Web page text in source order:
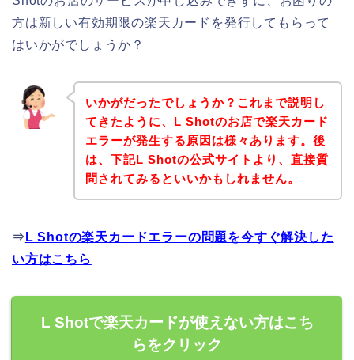
方は新しい有効期限の楽天カードを発行してもらって
はいかがでしょうか？
いかがだったでしょうか？これまで説明し
てきたように、L Shotのお店で楽天カード
エラーが発生する原因は様々あります。後
は、下記L Shotの公式サイトより、直接質
問されてみるといいかもしれません。
⇒ L Shotの楽天カードエラーの問題を今すぐ解決した
い方はこちら
L Shotで楽天カードが使えない方はこち
らをクリック